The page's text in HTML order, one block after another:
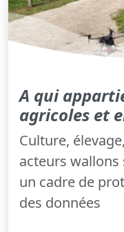
A qui
agricoles et
Culture,
acteurs
un cadre de
des données